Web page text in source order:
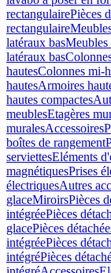
rectangulairePièces
rectangulaire
latéraux basMeubles
latéraux bas
hautesColonnes mi-
hautesArmoires
hautes compactes
meublesEtagères
muralesAccessoires
boîtes de rangement
serviettesEléments
magnétiquesPrises
électriquesAutres
glaceMiroirsPièces
intégréePièces
glacePièces
intégréePièces
intégréPièces